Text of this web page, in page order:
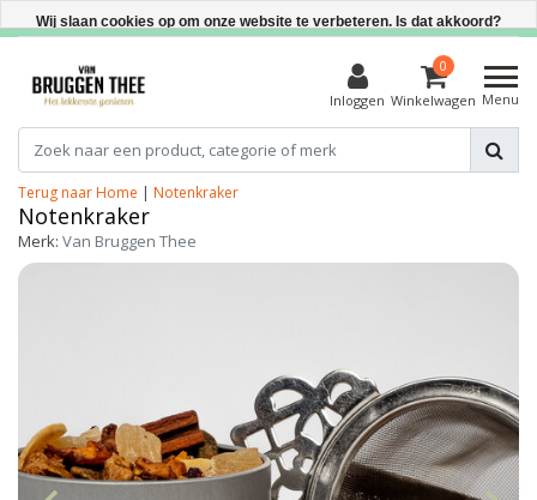
Direct uit voorraad leverbaar
Inloggen
0
Winkelwagen Menu
Terug naar Home | Notenkraker
Notenkraker
Merk: Van Bruggen Thee
Wij slaan cookies op om onze website te verbeteren. Is dat akkoord?
Meer over cookies »